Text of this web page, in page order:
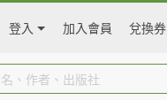
登入 加入會員 兌換券